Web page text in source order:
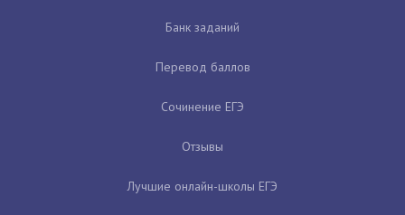
Банк заданий
Перевод баллов
Сочинение ЕГЭ
Отзывы
Лучшие онлайн-школы ЕГЭ